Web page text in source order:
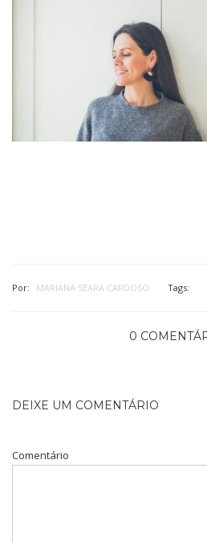
Por: MARIANA SEARA CARDOSO Tags:
0
DEIXE UM COMENTÁRIO
Comentário